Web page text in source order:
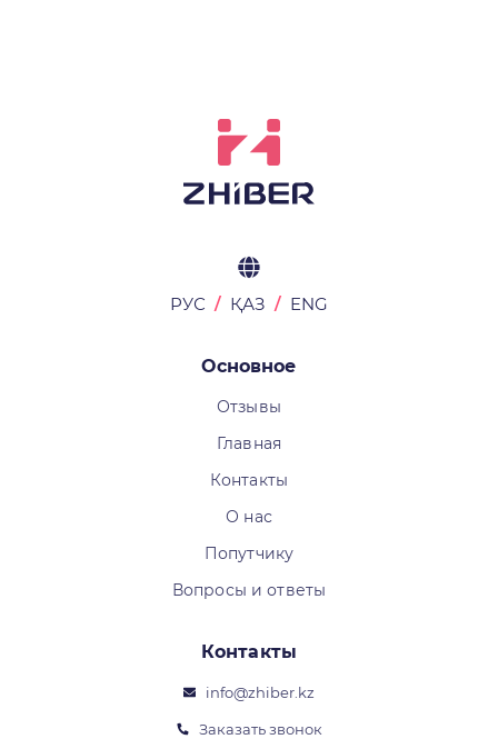
РУС ҚАЗ ENG
Основное
Отзывы
Главная
Контакты
О нас
Попутчику
Вопросы и ответы
Контакты
info@zhiber.kz
Заказать звонок